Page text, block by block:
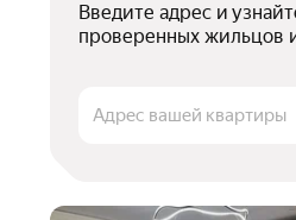
Введите адрес и
проверенных жильцов
Адрес вашей квартиры